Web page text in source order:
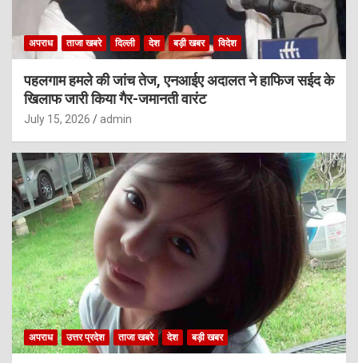
अपराध ताजा खबरे दिल्ली देश बड़ी खबर विदेश
पहलगाम हमले की जांच तेज, एनआईए अदालत ने हाफिज सईद के
खिलाफ जारी किया गैर-जमानती वारंट
July 15, 2026 admin
अपराध उत्तर प्रदेश ताजा खबरे देश बड़ी खबर